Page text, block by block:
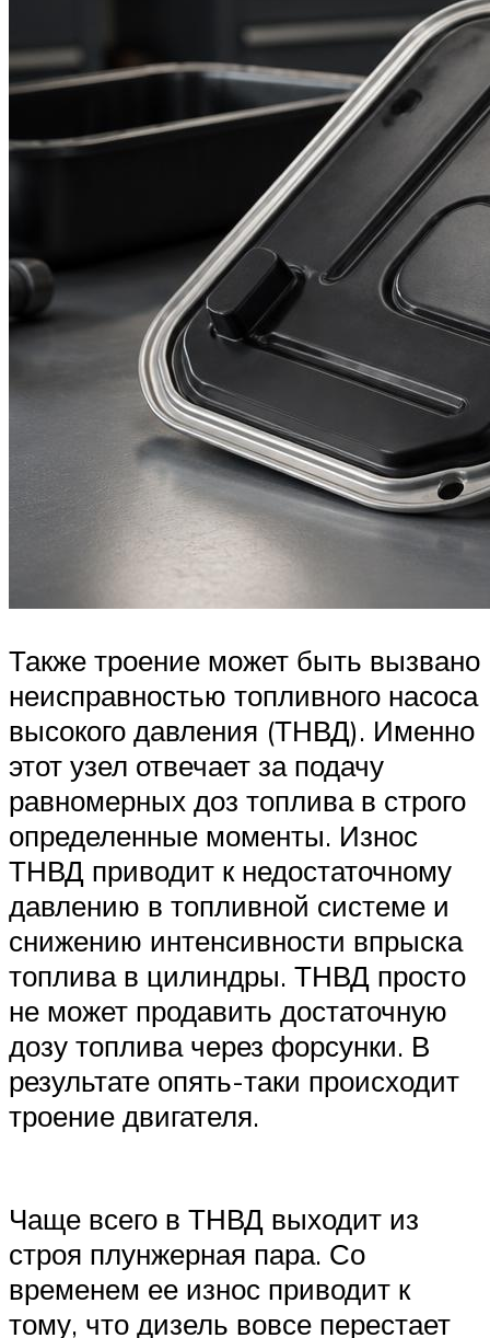
Также троение может быть вызвано
неисправностью топливного насоса
высокого давления (ТНВД). Именно
этот узел отвечает за подачу
равномерных доз топлива в строго
определенные моменты. Износ
ТНВД приводит к недостаточному
давлению в топливной системе и
снижению интенсивности впрыска
топлива в цилиндры. ТНВД просто
не может продавить достаточную
дозу топлива через форсунки. В
результате опять-таки происходит
троение двигателя.
Чаще всего в ТНВД выходит из
строя плунжерная пара. Со
временем ее износ приводит к
тому, что дизель вовсе перестает